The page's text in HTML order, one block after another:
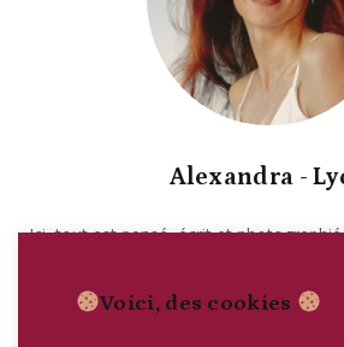
Alexandra -
Ici, tout est pensé, écrit et
Voici, des cookies